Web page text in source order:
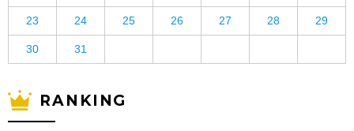
23 24 25 26 27 28 29
30 31
RANKING